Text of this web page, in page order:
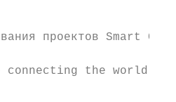
проектов Smart City
connecting the world